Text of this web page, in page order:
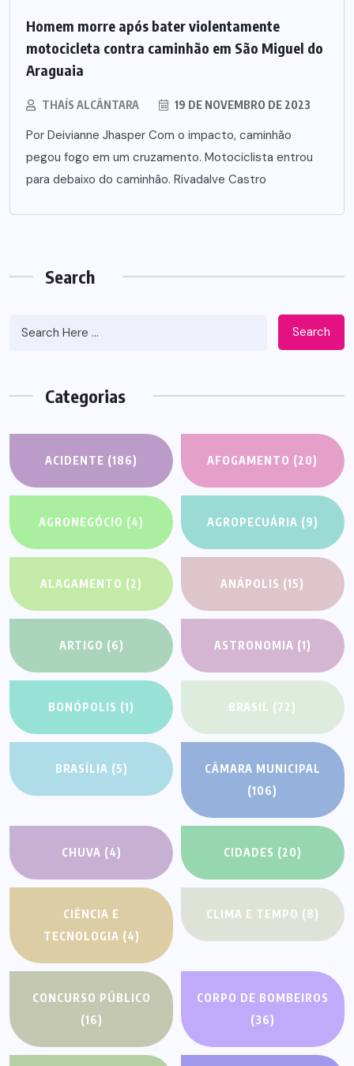
Homem morre após bater violentamente
motocicleta contra caminhão em São Miguel do
Araguaia
THAÍS ALCÂNTARA 19 DE NOVEMBRO DE 2023
Por Deivianne Jhasper Com o impacto, caminhão
pegou fogo em um cruzamento. Motociclista entrou
para debaixo do caminhão. Rivadalve Castro
Search
Search
Categorias
ACIDENTE (186) AFOGAMENTO (20)
AGRONEGÓCIO (4) AGROPECUÁRIA (9)
ALAGAMENTO (2) ANÁPOLIS (15)
ARTIGO (6) ASTRONOMIA (1)
BONÓPOLIS (1) BRASIL (72)
BRASÍLIA (5)
CÂMARA MUNICIPAL
(106)
CHUVA (4) CIDADES (20)
CIÊNCIA E
TECNOLOGIA (4)
CLIMA E TEMPO (8)
CONCURSO PÚBLICO
(16)
CORPO DE BOMBEIROS
(36)